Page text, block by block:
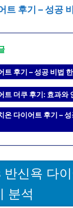
트 후기 – 성공
트 후기 – 성공 비법
트 더쿠 후기: 효과와
온 다이어트 후기 –
반신욕 다
분석